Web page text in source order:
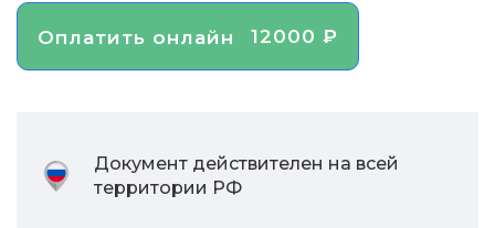
Оплатить онлайн 12000 ₽
Документ действителен на всей
территории РФ